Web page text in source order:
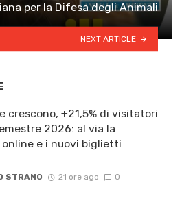
per la Difesa degli Animali
NEXT ARTICLE
crescono, +21,5% di visitatori
2026: al via la
e i nuovi biglietti
STRANO 21 ore ago 0